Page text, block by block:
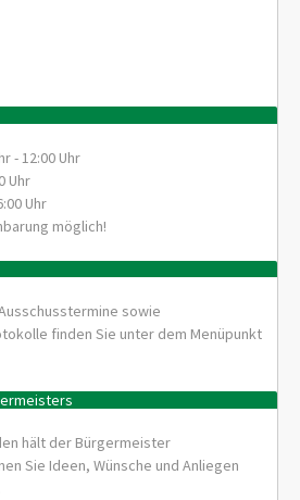
- 12:00 Uhr
Uhr
Uhr
möglich!
sowie
finden Sie unter dem Menüpunkt
hält der Bürgermeister
Sie Ideen, Wünsche und Anliegen